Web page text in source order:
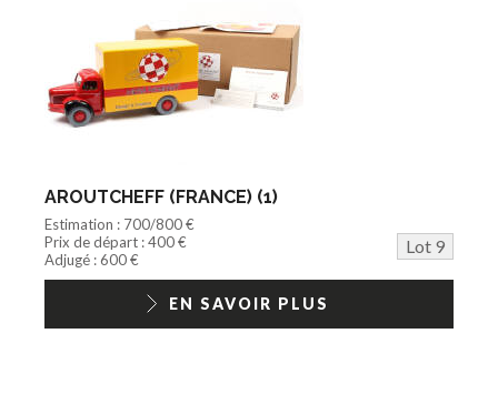
AROUTCHEFF (FRANCE) (1)
Estimation : 700/800 €
Prix de départ : 400 €
Lot 9
Adjugé : 600 €
EN SAVOIR PLUS